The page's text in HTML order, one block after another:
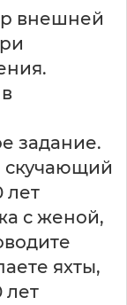
внешней
задание.
скучающий
лет
с женой,
яхты,
лет